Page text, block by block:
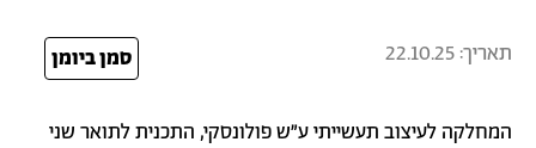
תאריך: 22.10.25 סמן ביומן
המחלקה לעיצוב תעשייתי ע"ש פולונסקי, התכנית לתואר שני